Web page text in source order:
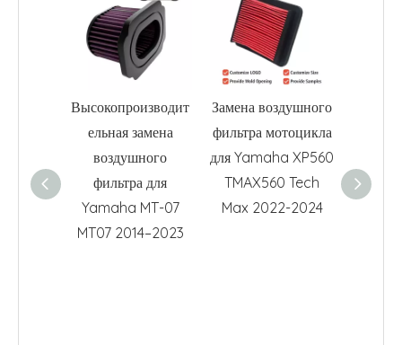
Высокопроизводит
ельная замена
воздушного
фильтра для
Yamaha MT-07
MT07 2014–2023
Замена воздушного
фильтра мотоцикла
для Yamaha XP560
TMAX560 Tech
Max 2022-2024